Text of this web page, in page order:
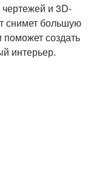
чертежей и 3D-
снимет большую
создать
интерьер.